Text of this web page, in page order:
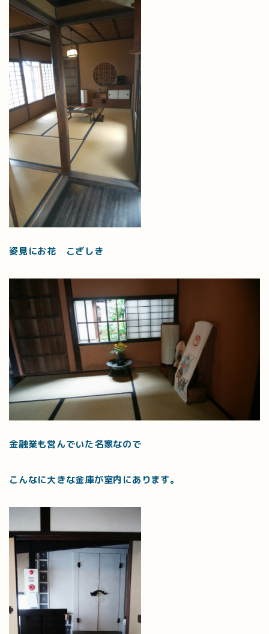
姿見にお花 こざしき
金融業も営んでいた名家なので
こんなに大きな金庫が室内にあります。